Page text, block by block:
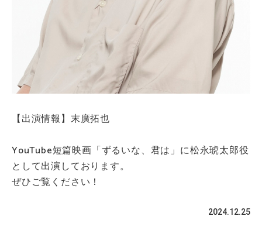
【出演情報】末廣拓也
YouTube短篇映画「ずるいな、君は」に松永琥太郎役
として出演しております。
ぜひご覧ください！
2024.12.25